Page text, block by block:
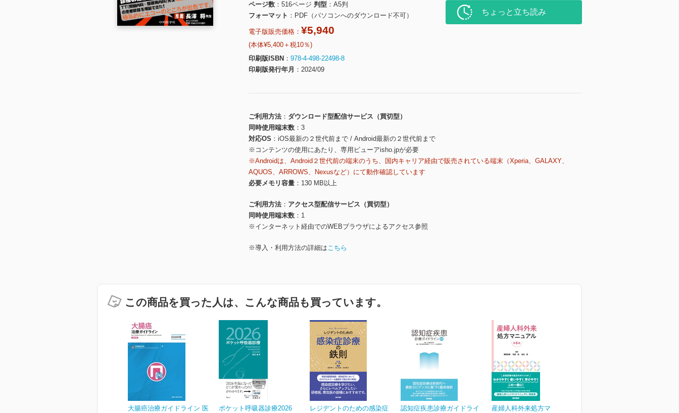
ページ数
516ページ 判型
A5判
フォーマット
PDF（パソコンへのダウンロード不可）
電子版販売価格： ¥5,940
(本体¥5,400＋税10％)
印刷版ISBN
978-4-498-22498-8
印刷版発行年月
2024/09
ちょっと立ち読み
ご利用方法
ダウンロード型配信サービス（買切型）
同時使用端末数
3
対応OS
iOS最新の２世代前まで / Android最新の２世代前まで
※コンテンツの使用にあたり、専用ビューアisho.jpが必要
※Androidは、Android２世代前の端末のうち、国内キャリア経由で販売されている端末（Xperia、GALAXY、
AQUOS、ARROWS、Nexusなど）にて動作確認しています
必要メモリ容量
130 MB以上
ご利用方法
アクセス型配信サービス（買切型）
同時使用端末数
1
※インターネット経由でのWEBブラウザによるアクセス参照
※導入・利用方法の詳細はこちら
この商品を買った人は、こんな商品も買っています。
大腸癌治療ガイドライン 医
ポケット呼吸器診療2026
レジデントのための感染症
認知症疾患診療ガイドライ
産婦人科外来処方マニュア